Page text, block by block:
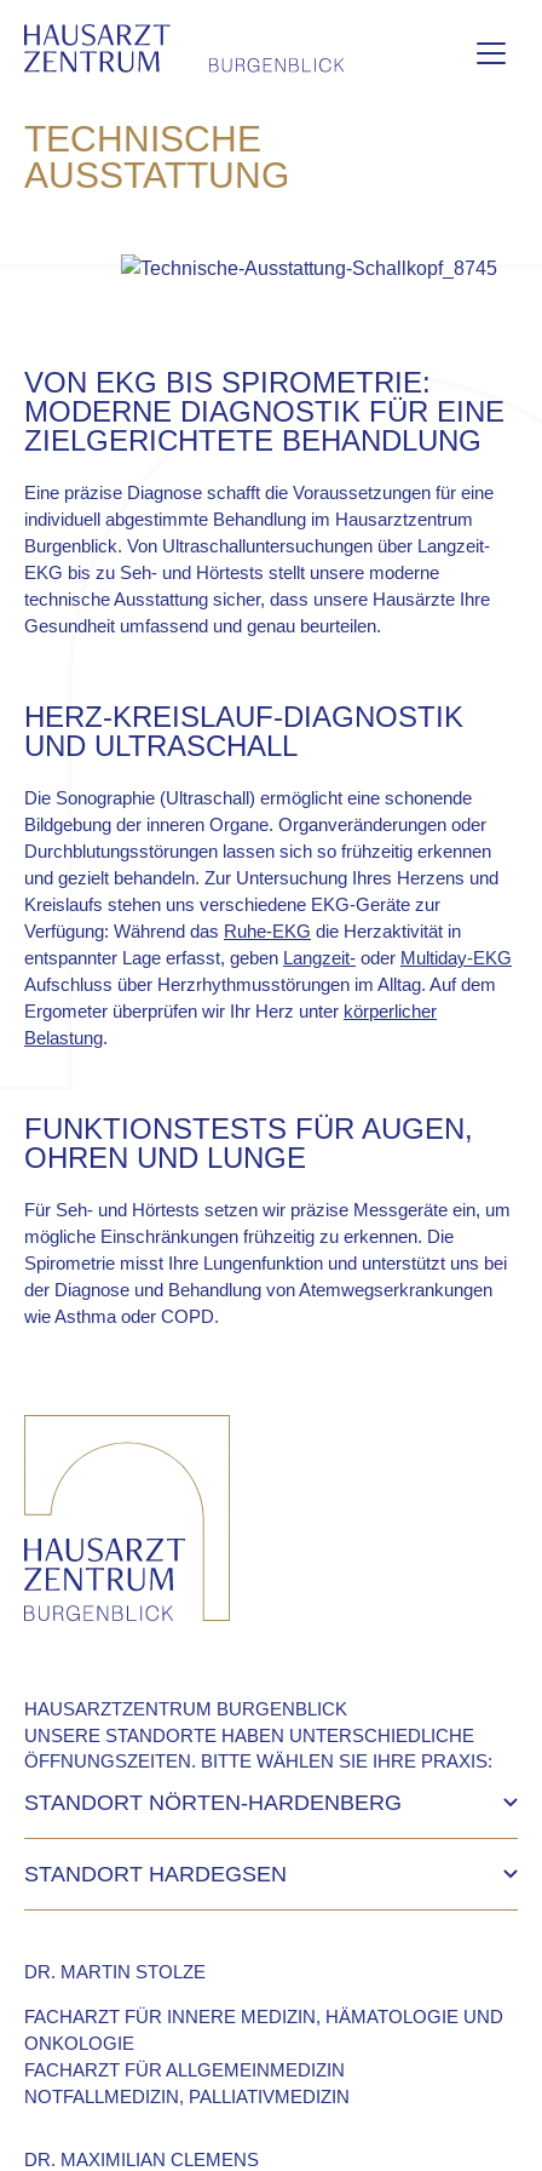
TECHNISCHE
AUSSTATTUNG
VON EKG BIS SPIROMETRIE:
MODERNE DIAGNOSTIK FÜR EINE
ZIELGERICHTETE BEHANDLUNG
Eine präzise Diagnose schafft die Voraussetzungen für eine
individuell abgestimmte Behandlung im Hausarztzentrum
Burgenblick. Von Ultraschalluntersuchungen über Langzeit-
EKG bis zu Seh- und Hörtests stellt unsere moderne
technische Ausstattung sicher, dass unsere Hausärzte Ihre
Gesundheit umfassend und genau beurteilen.
HERZ-KREISLAUF-DIAGNOSTIK
UND ULTRASCHALL
Die Sonographie (Ultraschall) ermöglicht eine schonende
Bildgebung der inneren Organe. Organveränderungen oder
Durchblutungsstörungen lassen sich so frühzeitig erkennen
und gezielt behandeln. Zur Untersuchung Ihres Herzens und
Kreislaufs stehen uns verschiedene EKG-Geräte zur
Verfügung: Während das Ruhe-EKG die Herzaktivität in
entspannter Lage erfasst, geben Langzeit- oder Multiday-EKG
Aufschluss über Herzrhythmusstörungen im Alltag. Auf dem
Ergometer überprüfen wir Ihr Herz unter körperlicher
Belastung.
FUNKTIONSTESTS FÜR AUGEN,
OHREN UND LUNGE
Für Seh- und Hörtests setzen wir präzise Messgeräte ein, um
mögliche Einschränkungen frühzeitig zu erkennen. Die
Spirometrie misst Ihre Lungenfunktion und unterstützt uns bei
der Diagnose und Behandlung von Atemwegserkrankungen
wie Asthma oder COPD.
HAUSARZTZENTRUM BURGENBLICK
UNSERE STANDORTE HABEN UNTERSCHIEDLICHE
ÖFFNUNGSZEITEN. BITTE WÄHLEN SIE IHRE PRAXIS:
STANDORT NÖRTEN-HARDENBERG
GÖTTINGER STR. 14, 37176 NOERTEN-HARDENBERG,
MO, MI, DO, FR
08:00 - 12:30 UHR
DI
07:00 - 12:30 UHR14:00 - 17:00 UHR
ROUTENPLANER
STANDORT HARDEGSEN
T 05505 2034, F 05505 91322,
MO - DO
08:00 - 13:00
UHR
14:00 - 17:00
UHR
14:00 - 18:00
UHR
DR. MARTIN STOLZE
FACHARZT FÜR INNERE MEDIZIN, HÄMATOLOGIE UND
ONKOLOGIE
FACHARZT FÜR ALLGEMEINMEDIZIN
NOTFALLMEDIZIN, PALLIATIVMEDIZIN
DR. MAXIMILIAN CLEMENS